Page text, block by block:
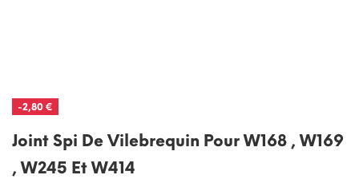
-2,80 €
Joint Spi De Vilebrequin Pour W168 , W169
, W245 Et W414